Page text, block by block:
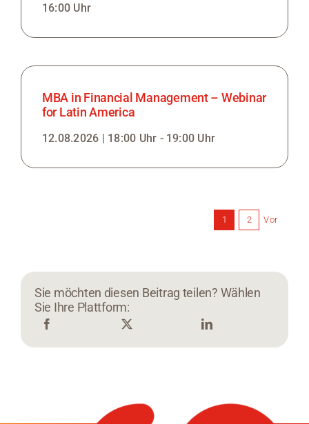
16:00 Uhr
MBA in Financial Management – Webinar
for Latin America
12.08.2026 | 18:00 Uhr - 19:00 Uhr
1 2 Vor
Sie möchten diesen Beitrag teilen? Wählen
Sie Ihre Plattform: